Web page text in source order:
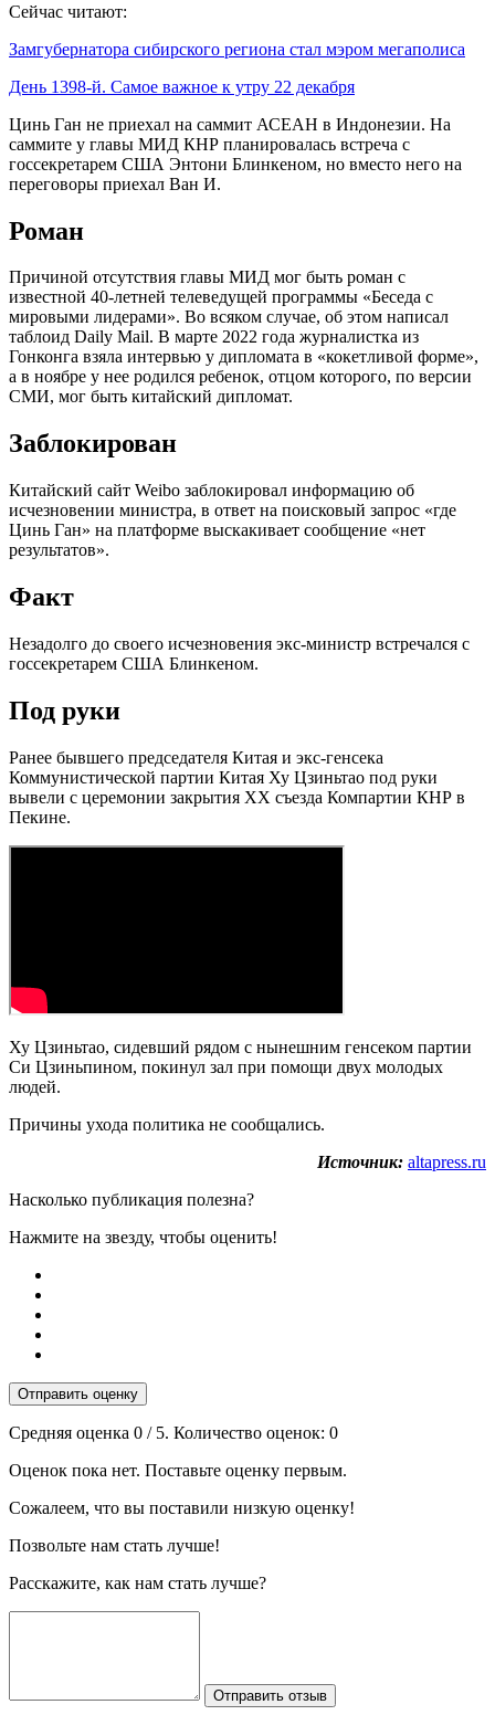
Сейчас читают:
Замгубернатора сибирского региона стал мэром мегаполиса
День 1398-й. Самое важное к утру 22 декабря
Цинь Ган не приехал на саммит АСЕАН в Индонезии. На
саммите у главы МИД КНР планировалась встреча с
госсекретарем США Энтони Блинкеном, но вместо него на
переговоры приехал Ван И.
Роман
Причиной отсутствия главы МИД мог быть роман с
известной 40-летней телеведущей программы «Беседа с
мировыми лидерами». Во всяком случае, об этом написал
таблоид Daily Mail. В марте 2022 года журналистка из
Гонконга взяла интервью у дипломата в «кокетливой форме»,
а в ноябре у нее родился ребенок, отцом которого, по версии
СМИ, мог быть китайский дипломат.
Заблокирован
Китайский сайт Weibo заблокировал информацию об
исчезновении министра, в ответ на поисковый запрос «где
Цинь Ган» на платформе выскакивает сообщение «нет
результатов».
Факт
Незадолго до своего исчезновения экс-министр встречался с
госсекретарем США Блинкеном.
Под руки
Ранее бывшего председателя Китая и экс-генсека
Коммунистической партии Китая Ху Цзиньтао под руки
вывели с церемонии закрытия XX съезда Компартии КНР в
Пекине.
Ху Цзиньтао, сидевший рядом с нынешним генсеком партии
Си Цзиньпином, покинул зал при помощи двух молодых
людей.
Причины ухода политика не сообщались.
Источник: altapress.ru
Насколько публикация полезна?
Нажмите на звезду, чтобы оценить!
Отправить оценку
Средняя оценка 0 / 5. Количество оценок: 0
Оценок пока нет. Поставьте оценку первым.
Сожалеем, что вы поставили низкую оценку!
Позвольте нам стать лучше!
Расскажите, как нам стать лучше?
Отправить отзыв